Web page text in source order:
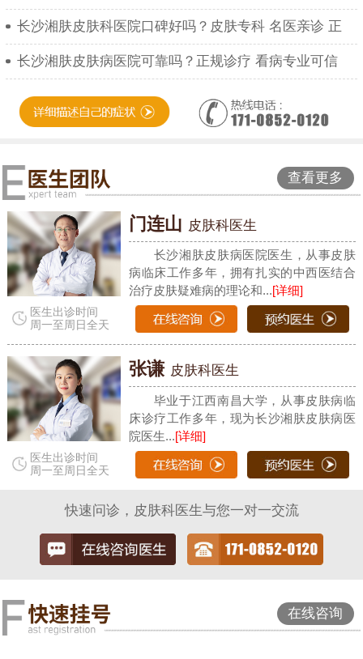
长沙湘肤皮肤科医院口碑好吗？皮肤专科 名医亲诊 正
长沙湘肤皮肤病医院可靠吗？正规诊疗 看病专业可信
查看更多
医生出诊时间
周一至周日全天
门连山 皮肤科医生
长沙湘肤皮肤病医院医生，从事皮肤
病临床工作多年，拥有扎实的中西医结合
治疗皮肤疑难病的理论和...[详细]
医生出诊时间
周一至周日全天
张谦 皮肤科医生
毕业于江西南昌大学，从事皮肤病临
床诊疗工作多年，现为长沙湘肤皮肤病医
院医生...[详细]
快速问诊，皮肤科医生与您一对一交流
在线咨询